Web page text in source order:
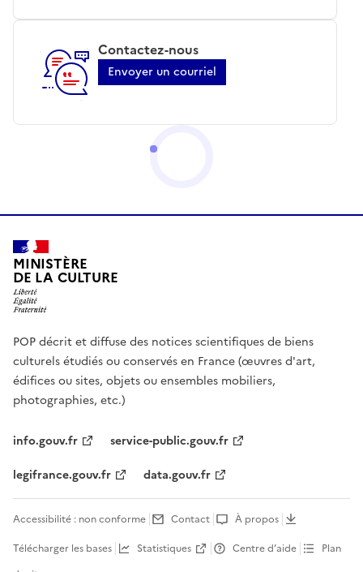
Contactez-nous
Envoyer un courriel
MINISTÈRE
DE LA CULTURE
POP décrit et diffuse des notices scientifiques de biens
culturels étudiés ou conservés en France (œuvres d'art,
édifices ou sites, objets ou ensembles mobiliers,
photographies, etc.)
info.gouv.fr
service-public.gouv.fr
legifrance.gouv.fr
data.gouv.fr
Accessibilité : non conforme Contact
À propos
Télécharger les bases
Statistiques Centre d’aide
Plan